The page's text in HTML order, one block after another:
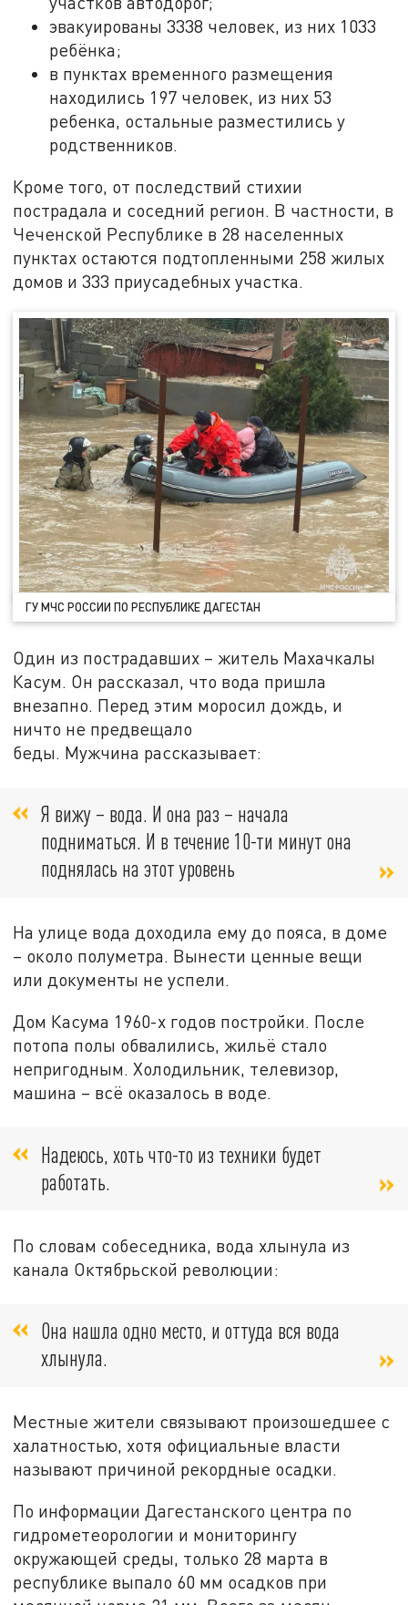
эвакуированы 3338 человек, из них 1033
ребёнка;
в пунктах временного размещения
находились 197 человек, из них 53
ребенка, остальные разместились у
родственников.
Кроме того, от последствий стихии
пострадала и соседний регион. В частности, в
Чеченской Республике в 28 населенных
пунктах остаются подтопленными 258 жилых
домов и 333 приусадебных участка.
ГУ МЧС РОССИИ ПО РЕСПУБЛИКЕ ДАГЕСТАН
Один из пострадавших – житель Махачкалы
Касум. Он рассказал, что вода пришла
внезапно. Перед этим моросил дождь, и
ничто не предвещало
беды. Мужчина рассказывает:
Я вижу – вода. И она раз – начала
подниматься. И в течение 10-ти минут она
поднялась на этот уровень
На улице вода доходила ему до пояса, в доме
– около полуметра. Вынести ценные вещи
или документы не успели.
Дом Касума 1960-х годов постройки. После
потопа полы обвалились, жильё стало
непригодным. Холодильник, телевизор,
машина – всё оказалось в воде.
Надеюсь, хоть что-то из техники будет
работать.
По словам собеседника, вода хлынула из
канала Октябрьской революции:
Она нашла одно место, и оттуда вся вода
хлынула.
Местные жители связывают произошедшее с
халатностью, хотя официальные власти
называют причиной рекордные осадки.
По информации Дагестанского центра по
гидрометеорологии и мониторингу
окружающей среды, только 28 марта в
республике выпало 60 мм осадков при